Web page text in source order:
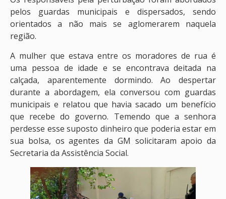
pelos guardas municipais e dispersados, sendo
orientados a não mais se aglomerarem naquela
região.
A mulher que estava entre os moradores de rua é
uma pessoa de idade e se encontrava deitada na
calçada, aparentemente dormindo. Ao despertar
durante a abordagem, ela conversou com guardas
municipais e relatou que havia sacado um benefício
que recebe do governo. Temendo que a senhora
perdesse esse suposto dinheiro que poderia estar em
sua bolsa, os agentes da GM solicitaram apoio da
Secretaria da Assistência Social.